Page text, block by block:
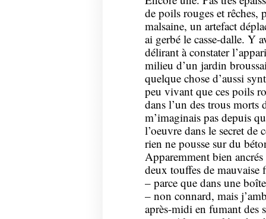
de poils rouges et rêches,
malsaine, un artefact
ai gerbé le casse-dalle. Y
délirant à constater
milieu d’un jardin
quelque chose d’aussi
peu vivant que ces poils
dans l’un des trous morts
m’imaginais pas depuis
l’oeuvre dans le secret
rien ne pousse sur du
Apparemment bien
deux touffes de mauvaise
– parce que dans une
– non connard, mais
après-midi en fumant des